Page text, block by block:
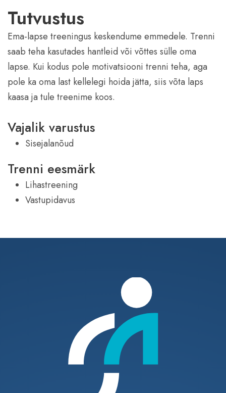
Tutvustus
Ema-lapse treeningus keskendume emmedele. Trenni
saab teha kasutades hantleid või võttes sülle oma
lapse. Kui kodus pole motivatsiooni trenni teha, aga
pole ka oma last kellelegi hoida jätta, siis võta laps
kaasa ja tule treenime koos.
Vajalik varustus
Sisejalanõud
Trenni eesmärk
Lihastreening
Vastupidavus